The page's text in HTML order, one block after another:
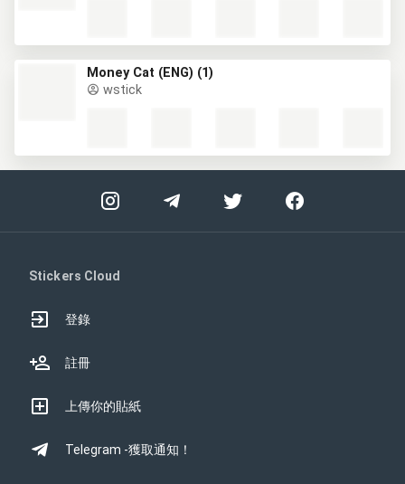
Money Cat (ENG) (1)
wstick
Stickers Cloud
登錄
註冊
上傳你的貼紙
Telegram -獲取通知！